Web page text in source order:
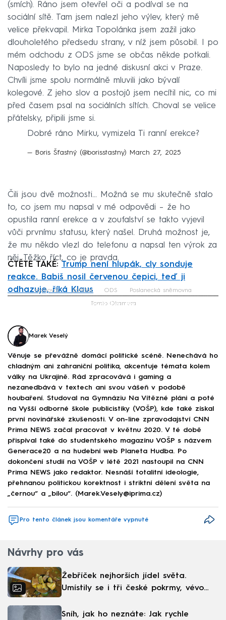
(smích). Ráno jsem otevřel oči a podíval se na
sociální sítě. Tam jsem nalezl jeho výlev, který mě
velice překvapil. Mirka Topolánka jsem zažil jako
dlouholetého předsedu strany, v níž jsem působil. I po
mém odchodu z ODS jsme se občas někde potkali.
Naposledy to bylo na jedné diskusní akci v Praze.
Chvíli jsme spolu normálně mluvili jako bývalí
kolegové. Z jeho slov a postojů jsem necítil nic, co mi
před časem psal na sociálních sítích. Choval se velice
přátelsky, připili jsme si.
Dobré ráno Mirku, vymizela Ti ranní erekce?
— Boris Šťastný (@borisstastny) March 27, 2025
Čili jsou dvě možnosti... Možná se mu skutečně stalo
to, co jsem mu napsal v mé odpovědi – že ho
opustila ranní erekce a v zoufalství se takto vyjevil
vůči prvnímu statusu, který našel. Druhá možnost je,
že mu někdo vlezl do telefonu a napsal ten výrok za
něj. Těžko říct, co je pravda.
ČTĚTE TAKÉ:
Trump není hlupák, cly sonduje
reakce. Babiš nosil červenou čepici, teď ji
odhazuje, říká Klaus
Failed to fetch
rozhovor politika ODS Poslanecká sněmovna
Tomio Okamura
Marek Veselý
Věnuje se převážně domácí politické scéně. Nenechává ho
chladným ani zahraniční politika, akcentuje témata kolem
války na Ukrajině. Rád zpracovává i gaming a
nezanedbává v textech ani svou vášeň v podobě
houbaření. Studoval na Gymnáziu Na Vítězné pláni a poté
na Vyšší odborné škole publicistiky (VOŠP), kde také získal
první novinářské zkušenosti. V on-line zpravodajství CNN
Prima NEWS začal pracovat v květnu 2020. V té době
přispíval také do studentského magazínu VOŠP s názvem
Generace20 a na hudební web Planeta Hudba. Po
dokončení studií na VOŠP v létě 2021 nastoupil na CNN
Prima NEWS jako redaktor. Nesnáší totalitní ideologie,
přehnanou politickou korektnost i striktní dělení světa na
„černou“ a „bílou“. (Marek.Vesely@iprima.cz)
Pro tento článek jsou komentáře vypnuté
Návrhy pro vás
Žebříček nejhorších jídel světa.
Umístily se i tři české pokrmy, vévodí
Sníh, jak ho neznáte: Jak rychle